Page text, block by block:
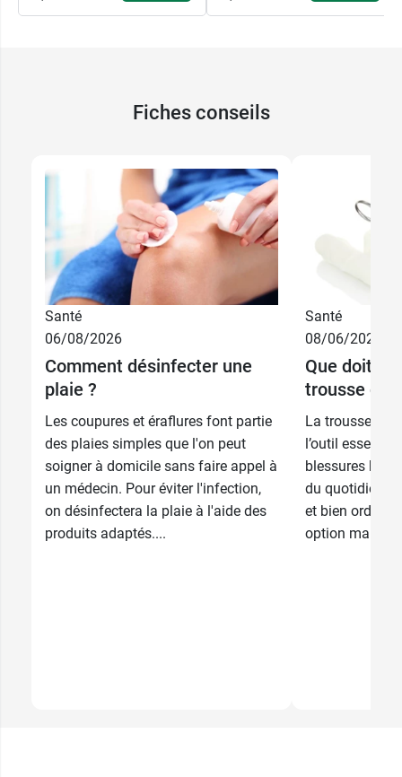
Fiches conseils
Santé
06/08/2026
Comment désinfecter une
plaie ?
Les coupures et éraflures font partie
des plaies simples que l'on peut
soigner à domicile sans faire appel à
un médecin. Pour éviter l'infection,
on désinfectera la plaie à l'aide des
produits adaptés....
Santé
08/06/2026
Que doit
trousse de
La trousse de
l’outil
blessures
du quotidien.
et bien
option mais